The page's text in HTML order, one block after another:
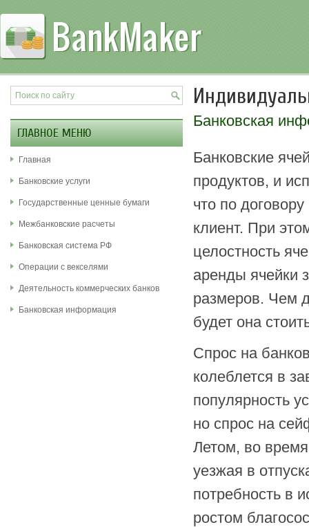
Банковская
Банковские
продуктов, и
что по
клиент. При
целостность
аренды ячейки
размеров. Чем
будет она
Спрос на
колеблется в
популярность
но спрос на
Летом, во время
уезжая в
потребность в
ростом
ГЛАВНОЕ МЕНЮ
Главная
Банковские услуги
Государственные ценные бумаги
Межбанковские расчеты
Банковская система РФ
Операции с векселями
Деятельность коммерческих банков
Банковская информация